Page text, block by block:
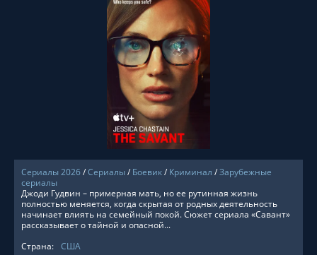
СМОТРЕТЬ ОНЛАЙН
Сериалы 2026/Сериалы/ Боевик/ Криминал /Зарубежные
сериалы
Джоди Гудвин – примерная мать, но ее рутинная жизнь
полностью меняется, когда скрытая от родных деятельность
начинает влиять на семейный покой. Сюжет сериала «Савант»
рассказывает о тайной и опасной...
Страна: США